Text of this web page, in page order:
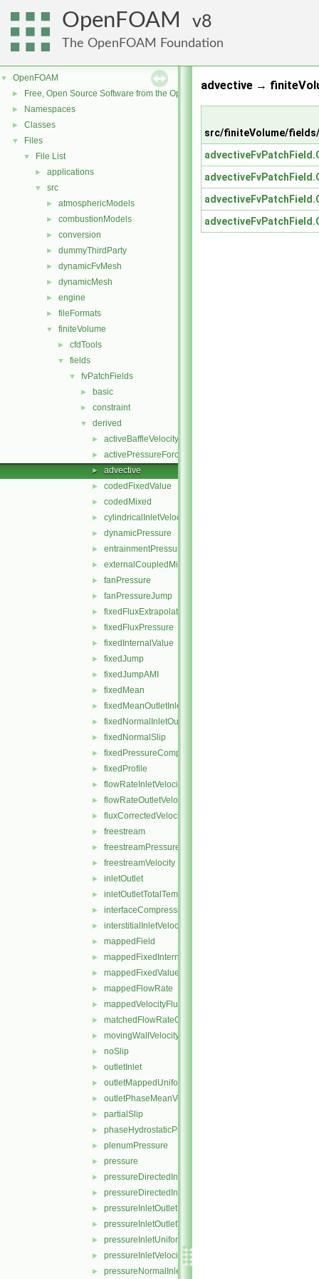
OpenFOAM 8
The OpenFOAM Foundation
▼ OpenFOAM
► Free, Open Source Software from the OpenFOAM Foundation
► Namespaces
► Classes
▼ Files
▼ File List
► applications
▼ src
► atmosphericModels
► combustionModels
► conversion
► dummyThirdParty
► dynamicFvMesh
► dynamicMesh
► engine
► fileFormats
▼ finiteVolume
► cfdTools
▼ fields
▼ fvPatchFields
► basic
► constraint
▼ derived
► activeBaffleVelocity
► activePressureForceBaffleVelocity
► advective
► codedFixedValue
► codedMixed
► cylindricalInletVelocity
► dynamicPressure
► entrainmentPressure
► externalCoupledMixed
► fanPressure
► fanPressureJump
► fixedFluxExtrapolatedPressure
► fixedFluxPressure
► fixedInternalValue
► fixedJump
► fixedJumpAMI
► fixedMean
► fixedMeanOutletInlet
► fixedNormalInletOutletVelocity
► fixedNormalSlip
► fixedPressureCompressibleDensity
► fixedProfile
► flowRateInletVelocity
► flowRateOutletVelocity
► fluxCorrectedVelocity
► freestream
► freestreamPressure
► freestreamVelocity
► inletOutlet
► inletOutletTotalTemperature
► interfaceCompression
► interstitialInletVelocity
► mappedField
► mappedFixedInternalValue
► mappedFixedValue
► mappedFlowRate
► mappedVelocityFluxFixedValue
► matchedFlowRateOutletVelocity
► movingWallVelocity
► noSlip
► outletInlet
► outletMappedUniformInlet
► outletPhaseMeanVelocity
► partialSlip
► phaseHydrostaticPressure
► plenumPressure
► pressure
► pressureDirectedInletOutletVelocity
► pressureDirectedInletVelocity
► pressureInletOutletParSlipVelocity
► pressureInletOutletVelocity
► pressureInletUniformVelocity
► pressureInletVelocity
► pressureNormalInletOutletVelocity
advective →
src/finiteVolume/